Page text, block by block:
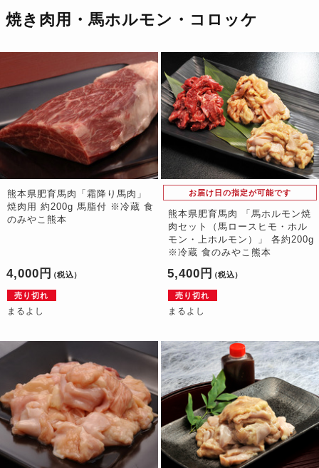
焼き肉用・馬ホルモン・コロッケ
熊本県肥育馬肉「霜降り馬肉」
焼肉用 約200g 馬脂付 ※冷蔵 食
のみやこ熊本
4,000円 （税込）
売り切れ
まるよし
お届け日の指定が可能です
熊本県肥育馬肉 「馬ホルモン焼
肉セット（馬ロースヒモ・ホル
モン・上ホルモン）」 各約200g
※冷蔵 食のみやこ熊本
5,400円 （税込）
売り切れ
まるよし